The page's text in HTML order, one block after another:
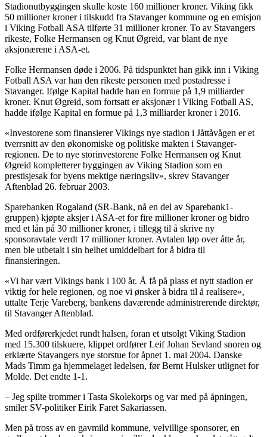
Stadionutbyggingen skulle koste 160 millioner kroner. Viking fikk
50 millioner kroner i tilskudd fra Stavanger kommune og en emisjon
i Viking Fotball ASA tilførte 31 millioner kroner. To av Stavangers
rikeste, Folke Hermansen og Knut Øgreid, var blant de nye
aksjonærene i ASA-et.
Folke Hermansen døde i 2006. På tidspunktet han gikk inn i Viking
Fotball ASA var han den rikeste personen med postadresse i
Stavanger. Ifølge Kapital hadde han en formue på 1,9 milliarder
kroner. Knut Øgreid, som fortsatt er aksjonær i Viking Fotball AS,
hadde ifølge Kapital en formue på 1,3 milliarder kroner i 2016.
«Investorene som finansierer Vikings nye stadion i Jåttåvågen er et
tverrsnitt av den økonomiske og politiske makten i Stavanger-
regionen. De to nye storinvestorene Folke Hermansen og Knut
Øgreid kompletterer byggingen av Viking Stadion som en
prestisjesak for byens mektige næringsliv», skrev Stavanger
Aftenblad 26. februar 2003.
Sparebanken Rogaland (SR-Bank, nå en del av Sparebank1-
gruppen) kjøpte aksjer i ASA-et for fire millioner kroner og bidro
med et lån på 30 millioner kroner, i tillegg til å skrive ny
sponsoravtale verdt 17 millioner kroner. Avtalen løp over åtte år,
men ble utbetalt i sin helhet umiddelbart for å bidra til
finansieringen.
«Vi har vært Vikings bank i 100 år. Å få på plass et nytt stadion er
viktig for hele regionen, og noe vi ønsker å bidra til å realisere»,
uttalte Terje Vareberg, bankens daværende administrerende direktør,
til Stavanger Aftenblad.
Med ordførerkjedet rundt halsen, foran et utsolgt Viking Stadion
med 15.300 tilskuere, klippet ordfører Leif Johan Sevland snoren og
erklærte Stavangers nye storstue for åpnet 1. mai 2004. Danske
Mads Timm ga hjemmelaget ledelsen, før Bernt Hulsker utlignet for
Molde. Det endte 1-1.
– Jeg spilte trommer i Tasta Skolekorps og var med på åpningen,
smiler SV-politiker Eirik Faret Sakariassen.
Men på tross av en gavmild kommune, velvillige sponsorer, en